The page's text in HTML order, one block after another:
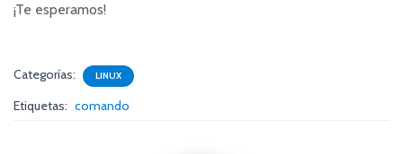
¡Te esperamos!
Categorías: LINUX
Etiquetas: comando